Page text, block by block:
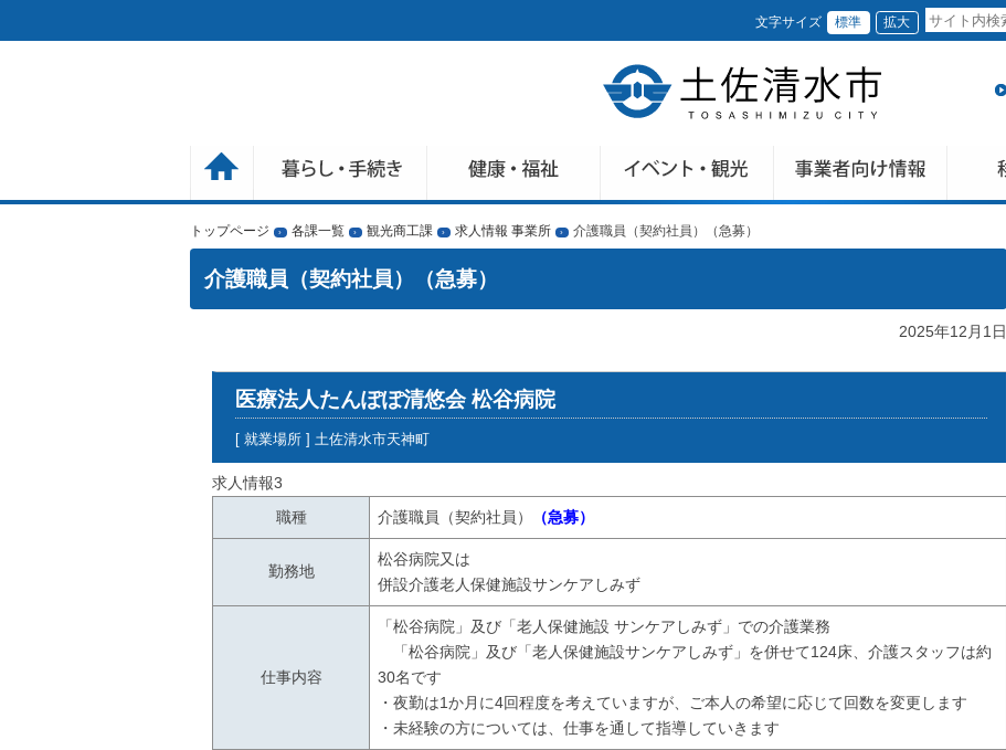
文字サイズ 標準 拡大
トップページ › 各課一覧 › 観光商工課 › 求人情報 事業所 › 介護職員（契約社員）（急募）
介護職員（契約社員）（急募）
2025年12月1日
医療法人たんぽぽ清悠会 松谷病院
[ 就業場所 ] 土佐清水市天神町
求人情報3
職種
介護職員（契約社員） （急募）
勤務地
松谷病院又は
併設介護老人保健施設サンケアしみず
仕事内容
「松谷病院」及び「老人保健施設 サンケアしみず」での介護業務
「松谷病院」及び「老人保健施設サンケアしみず」を併せて124床、介護スタッフは約
30名です
・夜勤は1か月に4回程度を考えていますが、ご本人の希望に応じて回数を変更します
・未経験の方については、仕事を通して指導していきます